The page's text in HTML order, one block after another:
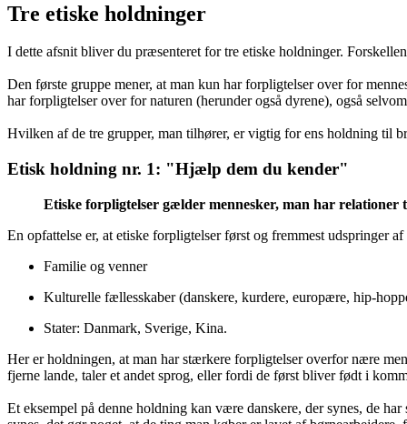
Tre etiske holdninger
I dette afsnit bliver du præsenteret for tre etiske holdninger.
Den første gruppe mener, at man kun har forpligtelser over for
har forpligtelser over for naturen (herunder også dyrene), også
Hvilken af de tre grupper, man tilhører, er vigtig for ens holdning til
Etisk holdning nr. 1: "Hjælp dem du kender"
Etiske forpligtelser gælder mennesker, man har relationer
En opfattelse er, at etiske forpligtelser først og fremmest udspringer
Familie og venner
Kulturelle fællesskaber (danskere, kurdere, europære, hip-
Stater: Danmark, Sverige, Kina.
Her er holdningen, at man har stærkere forpligtelser overfor nære
fjerne lande, taler et andet sprog, eller fordi de først bliver født i
Et eksempel på denne holdning kan være danskere, der synes, de